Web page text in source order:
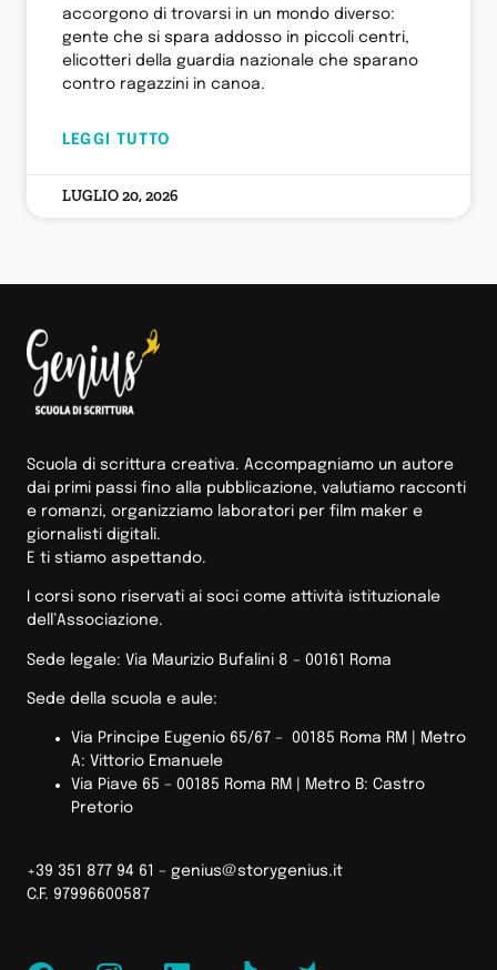
accorgono di trovarsi in un mondo diverso:
gente che si spara addosso in piccoli centri,
elicotteri della guardia nazionale che sparano
contro ragazzini in canoa.
LEGGI TUTTO
LUGLIO 20, 2026
Scuola di scrittura creativa. Accompagniamo un autore
dai primi passi fino alla pubblicazione, valutiamo racconti
e romanzi, organizziamo laboratori per film maker e
giornalisti digitali.
E ti stiamo aspettando.
I corsi sono riservati ai soci come attività istituzionale
dell’Associazione.
Sede legale: Via Maurizio Bufalini 8 – 00161 Roma
Sede della scuola e aule:
Via Principe Eugenio 65/67 – 00185 Roma RM |
Metro
A: Vittorio Emanuele
Via Piave 65 – 00185 Roma RM | Metro B: Castro
Pretorio
+39 351 877 94 61 – genius@storygenius.it
C.F. 97996600587